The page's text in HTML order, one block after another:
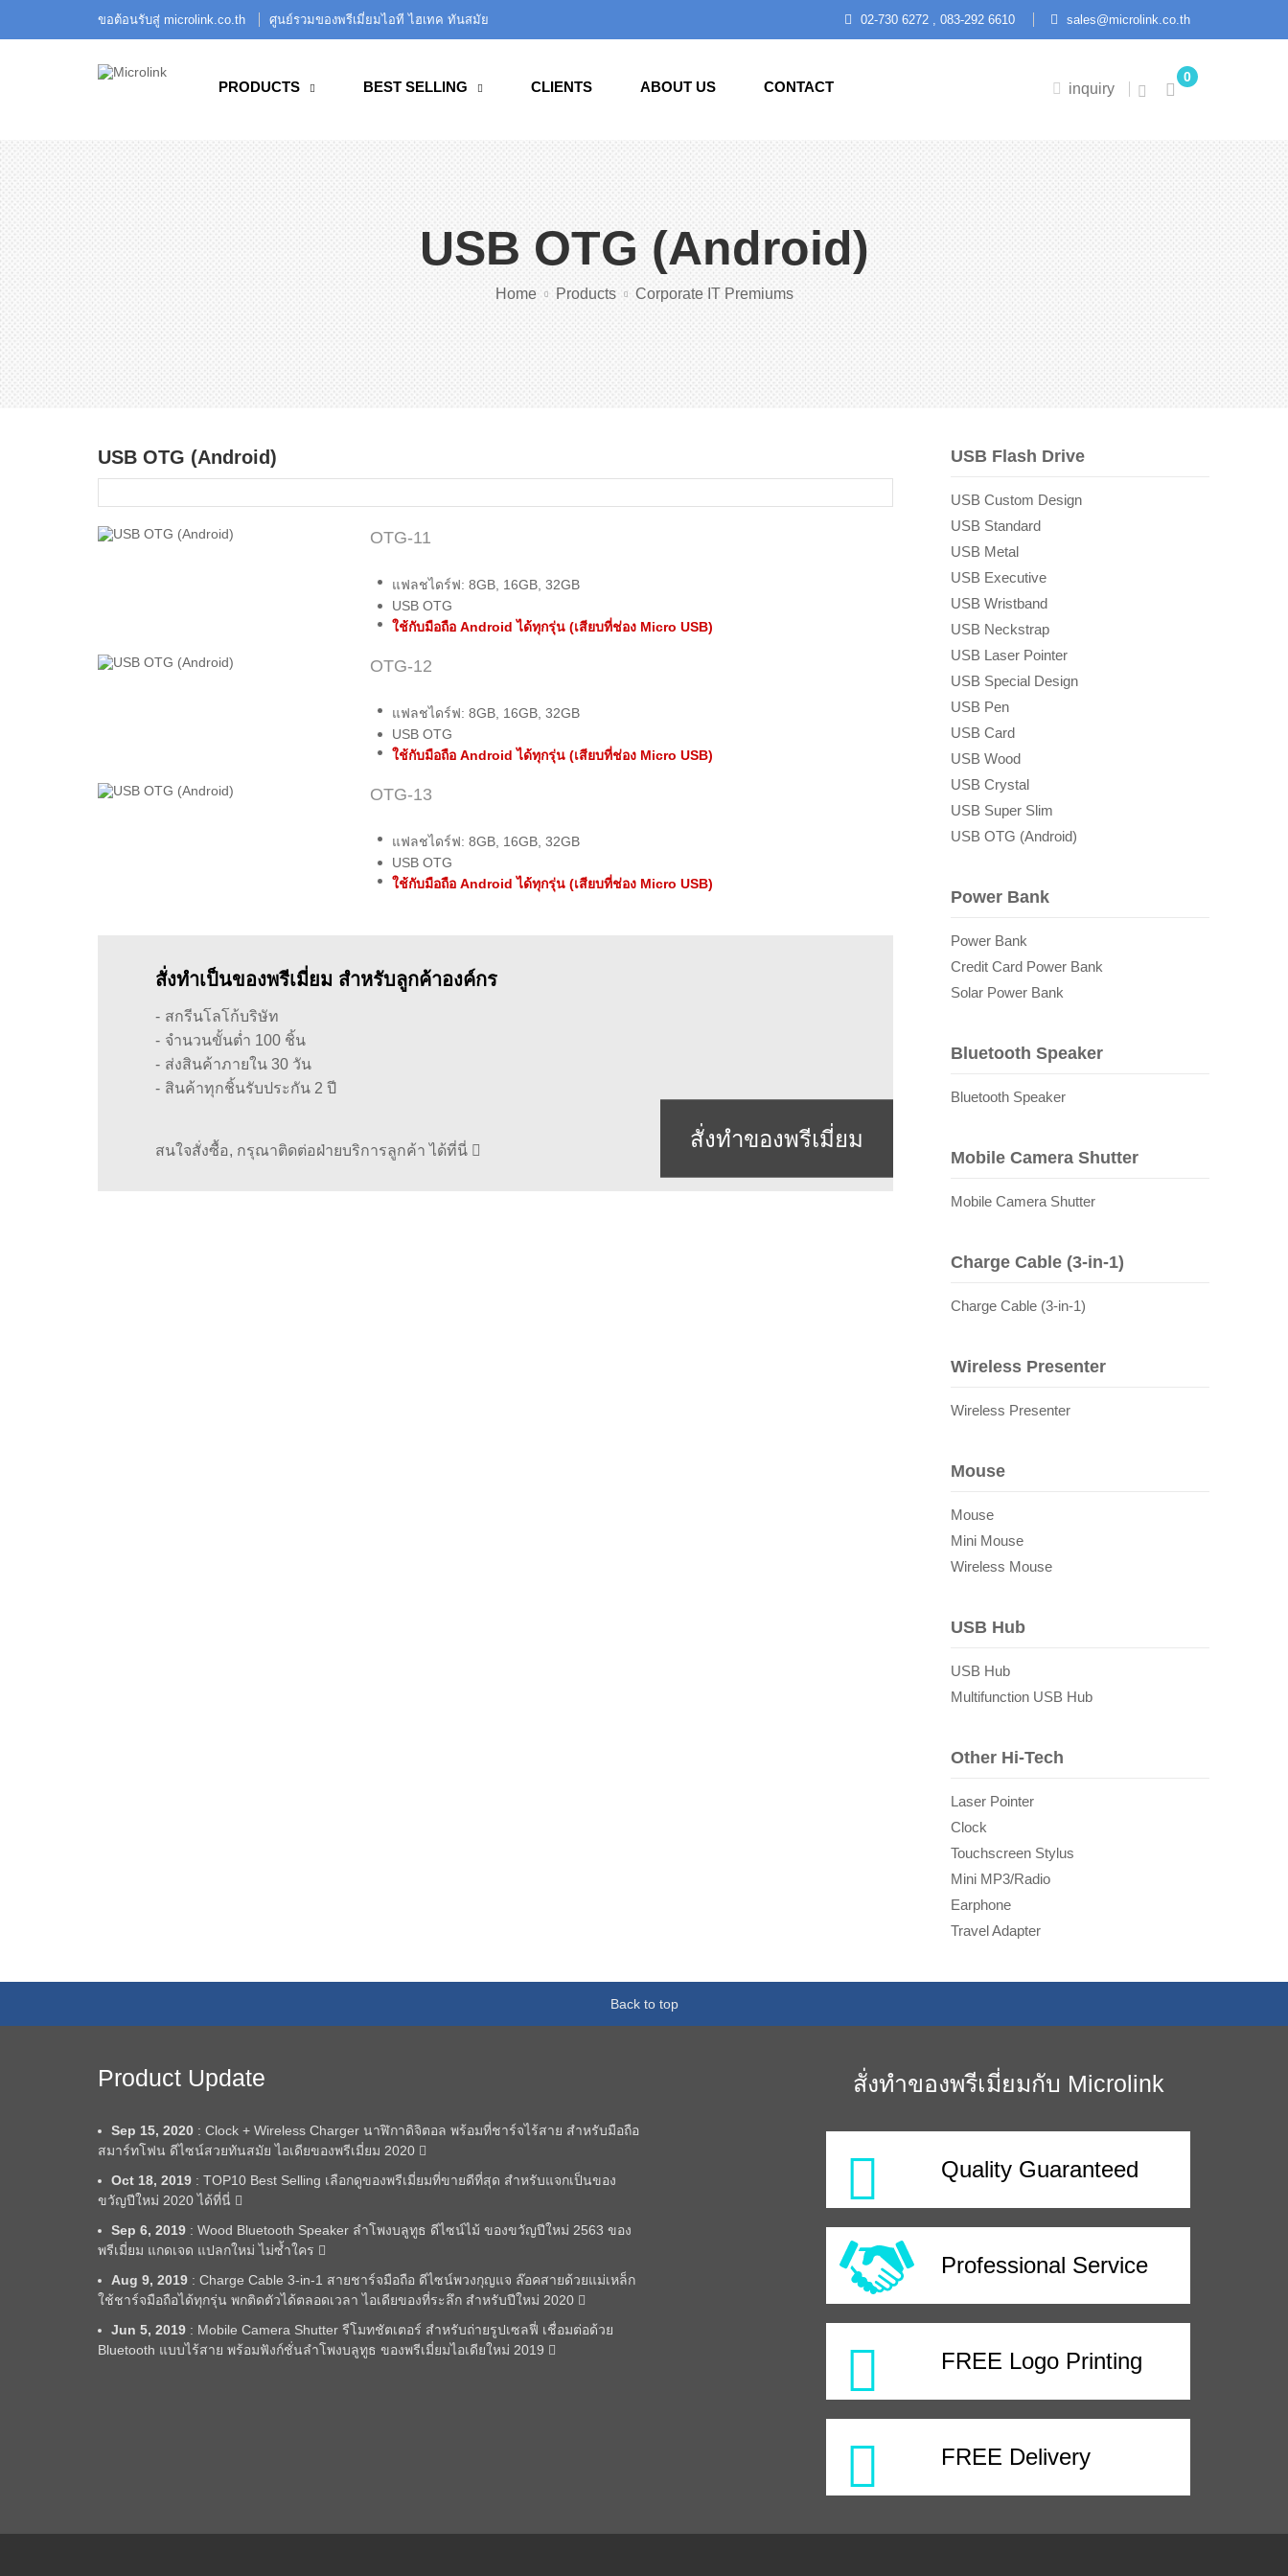
02-730 6272 , 083-292 6610 sales@microlink.co.th
ขอต้อนรับสู่ microlink.co.th ศูนย์รวมของพรีเมี่ยมไอที ไฮเทค ทันสมัย
0
inquiry
PRODUCTS BEST SELLING CLIENTS ABOUT US CONTACT
USB OTG (Android)
Home Products Corporate IT Premiums
USB Flash Drive
USB Custom Design
USB Standard
USB Metal
USB Executive
USB Wristband
USB Neckstrap
USB Laser Pointer
USB Special Design
USB Pen
USB Card
USB Wood
USB Crystal
USB Super Slim
USB OTG (Android)
Power Bank
Power Bank
Credit Card Power Bank
Solar Power Bank
Bluetooth Speaker
Bluetooth Speaker
Mobile Camera Shutter
Mobile Camera Shutter
Charge Cable (3-in-1)
Charge Cable (3-in-1)
Wireless Presenter
Wireless Presenter
Mouse
Mouse
Mini Mouse
Wireless Mouse
USB Hub
USB Hub
Multifunction USB Hub
Other Hi-Tech
Laser Pointer
Clock
Touchscreen Stylus
Mini MP3/Radio
Earphone
Travel Adapter
USB OTG (Android)
OTG-11
แฟลชไดร์ฟ: 8GB, 16GB, 32GB
USB OTG
ใช้กับมือถือ Android ได้ทุกรุ่น (เสียบที่ช่อง Micro USB)
OTG-12
แฟลชไดร์ฟ: 8GB, 16GB, 32GB
USB OTG
ใช้กับมือถือ Android ได้ทุกรุ่น (เสียบที่ช่อง Micro USB)
OTG-13
แฟลชไดร์ฟ: 8GB, 16GB, 32GB
USB OTG
ใช้กับมือถือ Android ได้ทุกรุ่น (เสียบที่ช่อง Micro USB)
สั่งทำเป็นของพรีเมี่ยม สำหรับลูกค้าองค์กร
สกรีนโลโก้บริษัท
จำนวนขั้นต่ำ 100 ชิ้น
ส่งสินค้าภายใน 30 วัน
สินค้าทุกชิ้นรับประกัน 2 ปี
สนใจสั่งซื้อ, กรุณาติดต่อฝ่ายบริการลูกค้า ได้ที่นี่ สั่งทำของพรีเมี่ยม
Back to top
สั่งทำของพรีเมี่ยมกับ Microlink
Quality Guaranteed
Professional Service
FREE Logo Printing
FREE Delivery
Product Update
Sep 15, 2020 : Clock + Wireless Charger นาฬิกาดิจิตอล พร้อมที่ชาร์จไร้สาย สำหรับมือถือ
สมาร์ทโฟน ดีไซน์สวยทันสมัย ไอเดียของพรีเมี่ยม 2020
Oct 18, 2019 : TOP10 Best Selling เลือกดูของพรีเมี่ยมที่ขายดีที่สุด สำหรับแจกเป็นของ
ขวัญปีใหม่ 2020 ได้ที่นี่
Sep 6, 2019 : Wood Bluetooth Speaker ลำโพงบลูทูธ ดีไซน์ไม้ ของขวัญปีใหม่ 2563 ของ
พรีเมี่ยม แกดเจด แปลกใหม่ ไม่ซ้ำใคร
Aug 9, 2019 : Charge Cable 3-in-1 สายชาร์จมือถือ ดีไซน์พวงกุญแจ ล๊อคสายด้วยแม่เหล็ก
ใช้ชาร์จมือถือได้ทุกรุ่น พกติดตัวได้ตลอดเวลา ไอเดียของที่ระลึก สำหรับปีใหม่ 2020
Jun 5, 2019 : Mobile Camera Shutter รีโมทชัตเตอร์ สำหรับถ่ายรูปเซลฟี่ เชื่อมต่อด้วย
Bluetooth แบบไร้สาย พร้อมฟังก์ชั่นลำโพงบลูทูธ ของพรีเมี่ยมไอเดียใหม่ 2019